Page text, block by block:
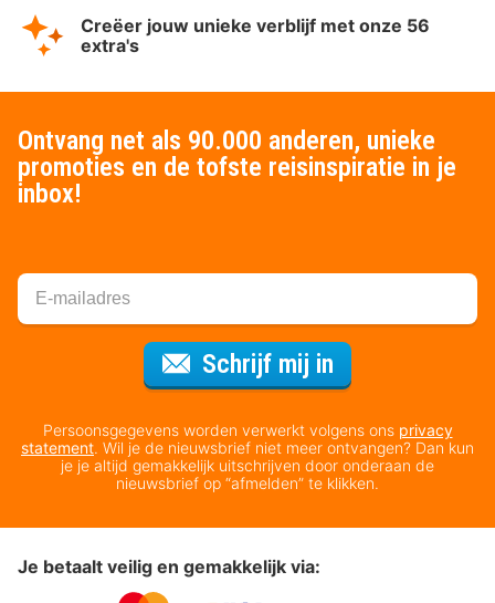
Creëer jouw unieke verblijf met onze 56
extra's
Ontvang net als 90.000 anderen, unieke
promoties en de tofste reisinspiratie in je
inbox!
Schrijf mij in
Persoonsgegevens worden verwerkt volgens ons privacy
statement. Wil je de nieuwsbrief niet meer ontvangen? Dan kun
je je altijd gemakkelijk uitschrijven door onderaan de
nieuwsbrief op “afmelden” te klikken.
Je betaalt veilig en gemakkelijk via: